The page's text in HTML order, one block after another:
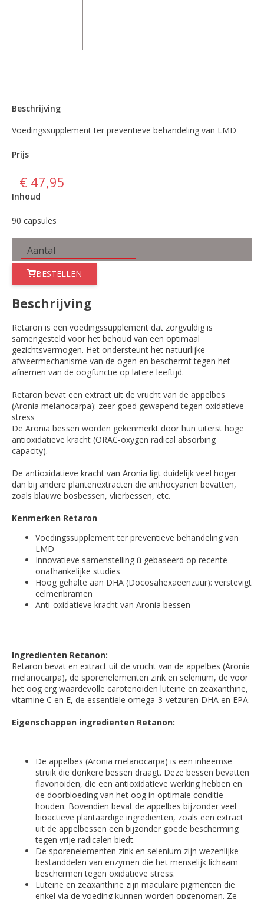
Beschrijving
Voedingssupplement ter preventieve behandeling van LMD
Prijs
€ 47,95
Inhoud
90 capsules
BESTELLEN
Beschrijving
Retaron is een voedingssupplement dat zorgvuldig is
samengesteld voor het behoud van een optimaal
gezichtsvermogen. Het ondersteunt het natuurlijke
afweermechanisme van de ogen en beschermt tegen het
afnemen van de oogfunctie op latere leeftijd.
Retaron bevat een extract uit de vrucht van de appelbes
(Aronia melanocarpa): zeer goed gewapend tegen oxidatieve
stress
De Aronia bessen worden gekenmerkt door hun uiterst hoge
antioxidatieve kracht (ORAC-oxygen radical absorbing
capacity).
De antioxidatieve kracht van Aronia ligt duidelijk veel hoger
dan bij andere plantenextracten die anthocyanen bevatten,
zoals blauwe bosbessen, vlierbessen, etc.
Kenmerken Retaron
Voedingssupplement ter preventieve behandeling van
LMD
Innovatieve samenstelling û gebaseerd op recente
onafhankelijke studies
Hoog gehalte aan DHA (Docosahexaeenzuur): verstevigt
celmenbramen
Anti-oxidatieve kracht van Aronia bessen
Ingredienten Retanon:
Retaron bevat en extract uit de vrucht van de appelbes (Aronia
melanocarpa), de sporenelementen zink en selenium, de voor
het oog erg waardevolle carotenoiden luteine en zeaxanthine,
vitamine C en E, de essentiele omega-3-vetzuren DHA en EPA.
Eigenschappen ingredienten Retanon:
De appelbes (Aronia melanocarpa) is een inheemse
struik die donkere bessen draagt. Deze bessen bevatten
flavonoiden, die een antioxidatieve werking hebben en
de doorbloeding van het oog in optimale conditie
houden. Bovendien bevat de appelbes bijzonder veel
bioactieve plantaardige ingredienten, zoals een extract
uit de appelbessen een bijzonder goede bescherming
tegen vrije radicalen biedt.
De sporenelementen zink en selenium zijn wezenlijke
bestanddelen van enzymen die het menselijk lichaam
beschermen tegen oxidatieve stress.
Luteine en zeaxanthine zijn maculaire pigmenten die
enkel via de voeding kunnen worden opgenomen. Ze